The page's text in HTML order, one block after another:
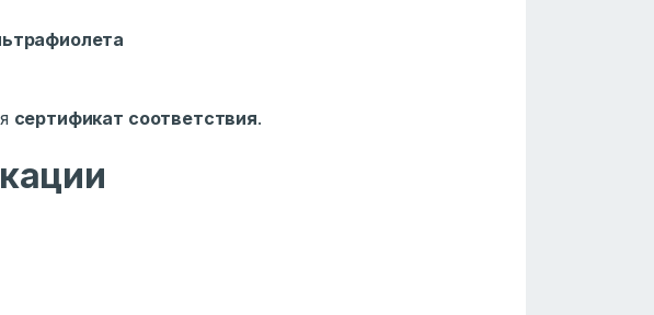
сертификат соответствия.